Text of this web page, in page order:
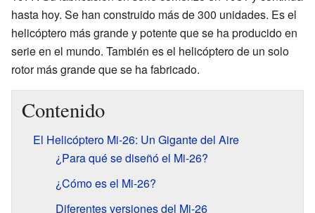
hasta hoy. Se han construido más de 300 unidades. Es el
helicóptero más grande y potente que se ha producido en
serie en el mundo. También es el helicóptero de un solo
rotor más grande que se ha fabricado.
Contenido
El Helicóptero Mi-26: Un Gigante del Aire
¿Para qué se diseñó el Mi-26?
¿Cómo es el Mi-26?
Diferentes versiones del Mi-26